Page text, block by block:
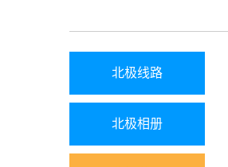
北极线路
北极相册